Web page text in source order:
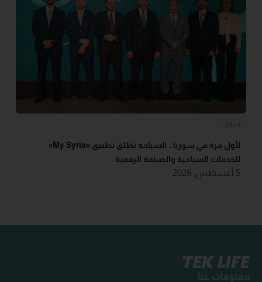
سفر
لأول مرة في سوريا.. السياحة تطلق تطبيق «‏My Syria‏»
للخدمات السياحية والضيافة ‏الرقمية
5 أغسطس, 2026
معلومات عنا